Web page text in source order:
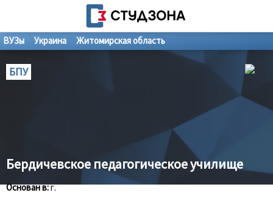
ВУЗы Украина Житомирская область
БПУ
Бердичевское педагогическое училище
Основан в:г.